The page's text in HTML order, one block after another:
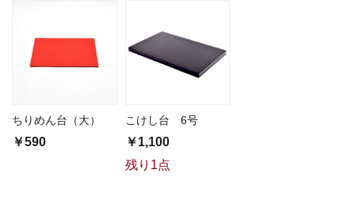
ちりめん台（大）
￥590
こけし台 6号
￥1,100
残り1点